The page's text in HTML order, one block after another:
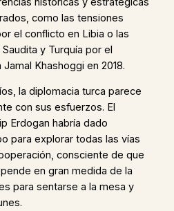
como las tensiones
el conflicto en Libia o las
y Turquía por el
Khashoggi en 2018.
la diplomacia turca parece
con sus esfuerzos. El
Erdogan habría dado
para explorar todas las vías
consciente de que
en gran medida de la
para sentarse a la mesa y